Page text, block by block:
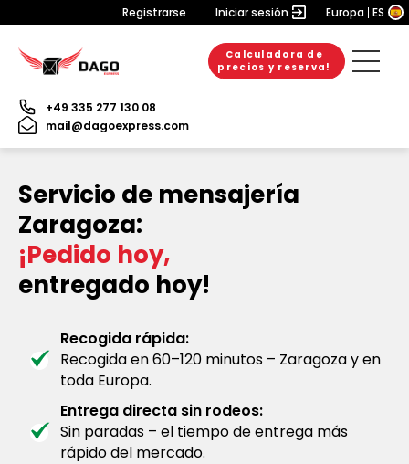
Registrarse Iniciar sesión Europa ES
Calculadora de
precios y reserva!
+49 335 277 130 08
mail@dagoexpress.com
Servicio de mensajería
Zaragoza:
¡Pedido hoy,
entregado hoy!
Recogida rápida:
Recogida en 60–120 minutos – Zaragoza y en
toda Europa.
Entrega directa sin rodeos:
Sin paradas – el tiempo de entrega más
rápido del mercado.